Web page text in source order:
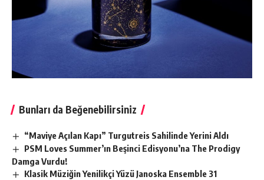
Bunları da Beğenebilirsiniz
“Maviye Açılan Kapı” Turgutreis Sahilinde Yerini Aldı
PSM Loves Summer’ın Beşinci Edisyonu’na The Prodigy
Damga Vurdu!
Klasik Müziğin Yenilikçi Yüzü Janoska Ensemble 31